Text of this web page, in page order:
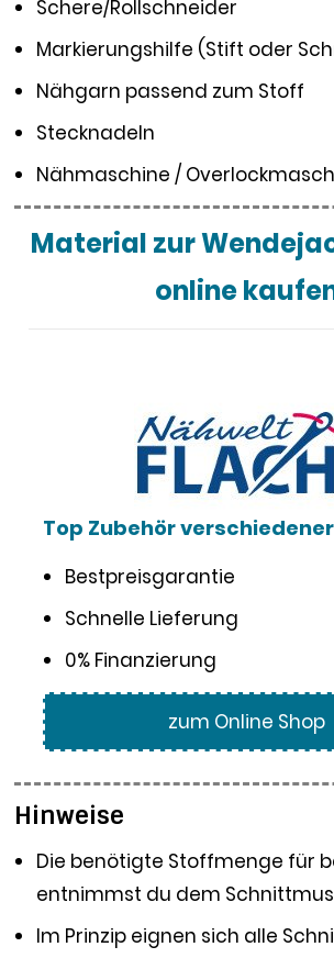
Schere/Rollschneider
Markierungshilfe (Stift oder
Nähgarn passend zum Stoff
Stecknadeln
Nähmaschine /
Material zur
online
Top Zubehör
Bestpreisgarantie
Schnelle Lieferung
0% Finanzierung
zum Online Shop
Hinweise
Die benötigte Stoffmenge für
entnimmst du dem
Im Prinzip eignen sich alle